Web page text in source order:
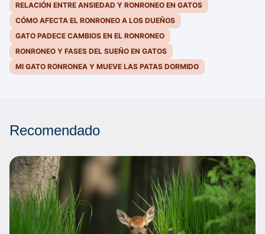
RELACIÓN ENTRE ANSIEDAD Y RONRONEO EN GATOS
CÓMO AFECTA EL RONRONEO A LOS DUEÑOS
GATO PADECE CAMBIOS EN EL RONRONEO
RONRONEO Y FASES DEL SUEÑO EN GATOS
MI GATO RONRONEA Y MUEVE LAS PATAS DORMIDO
Recomendado